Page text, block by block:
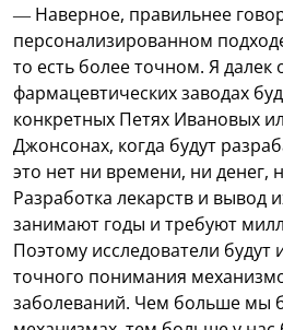
— Наверное, правильнее
персонализированном
то есть более точном. Я далек
фармацевтических заводах
конкретных Петях Ивановых
Джонсонах, когда будут
это нет ни времени, ни денег,
Разработка лекарств и вывод
занимают годы и требуют
Поэтому исследователи будут
точного понимания
заболеваний. Чем больше мы